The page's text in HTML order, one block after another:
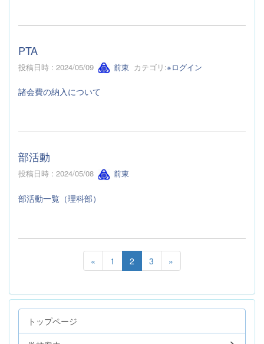
PTA
投稿日時 : 2024/05/09 前東 カテゴリ:※ログイン
諸会費の納入について
部活動
投稿日時 : 2024/05/08 前東
部活動一覧（理科部）
« 1 2 3 »
トップページ